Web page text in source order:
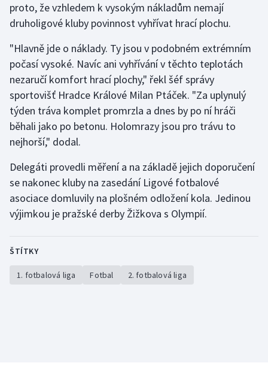
Rychlobruslení
Short track
Sportovní střelba
Stolní tenis
Veslování
Vodní slalom
Ostatní
proto, že vzhledem k vysokým nákladům nemají
druholigové kluby povinnost vyhřívat hrací plochu.
"Hlavně jde o náklady. Ty jsou v podobném extrémním
počasí vysoké. Navíc ani vyhřívání v těchto teplotách
nezaručí komfort hrací plochy," řekl šéf správy
sportovišť Hradce Králové Milan Ptáček. "Za uplynulý
týden tráva komplet promrzla a dnes by po ní hráči
běhali jako po betonu. Holomrazy jsou pro trávu to
nejhorší," dodal.
Delegáti provedli měření a na základě jejich doporučení
se nakonec kluby na zasedání Ligové fotbalové
asociace domluvily na plošném odložení kola. Jedinou
výjimkou je pražské derby Žižkova s Olympií.
ŠTÍTKY
1. fotbalová liga Fotbal 2. fotbalová liga